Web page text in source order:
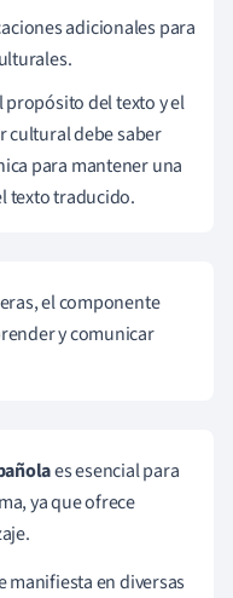
adicionales para
propósito del texto y el
cultural debe saber
para mantener una
texto traducido.
el componente
y comunicar
es esencial para
ya que ofrece
manifiesta en diversas